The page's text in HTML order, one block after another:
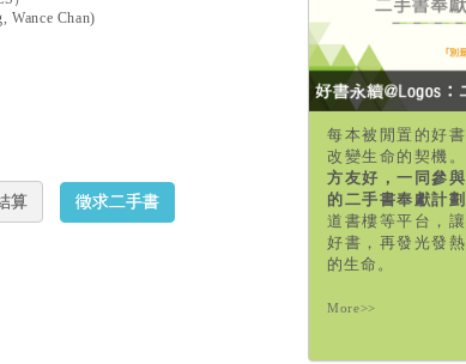
Wance Chan)
算 徵求二手書
每本被閒置的好
改變生命的契機。
方友好，一同參
的二手書奉獻計劃
道書樓等平台，
好書，再發光發
的生命。
More>>